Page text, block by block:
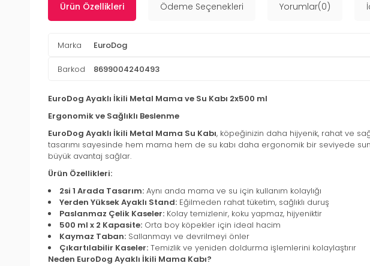
Ürün Özellikleri Ödeme Seçenekleri Yorumlar(0)
Marka EuroDog
Barkod 8699004240493
EuroDog Ayaklı İkili Metal Mama ve Su Kabı 2x500 ml
Ergonomik ve Sağlıklı Beslenme
EuroDog Ayaklı İkili Metal Mama Su Kabı, köpeğinizin daha hijyenik, rahat ve
tasarımı sayesinde hem mama hem de su kabı daha ergonomik bir seviyede
büyük avantaj sağlar.
Ürün Özellikleri:
2si 1 Arada Tasarım: Aynı anda mama ve su için kullanım kolaylığı
Yerden Yüksek Ayaklı Stand: Eğilmeden rahat tüketim, sağlıklı duruş
Paslanmaz Çelik Kaseler: Kolay temizlenir, koku yapmaz, hijyeniktir
500 ml x 2 Kapasite: Orta boy köpekler için ideal hacim
Kaymaz Taban: Sallanmayı ve devrilmeyi önler
Çıkartılabilir Kaseler: Temizlik ve yeniden doldurma işlemlerini kolaylaştırır
Neden EuroDog Ayaklı İkili Mama Kabı?